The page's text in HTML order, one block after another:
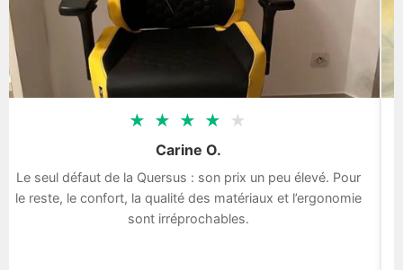
★ ★ ★ ★ ★
Carine O.
Le seul défaut de la Quersus : son prix un peu élevé. Pour
le reste, le confort, la qualité des matériaux et l’ergonomie
sont irréprochables.